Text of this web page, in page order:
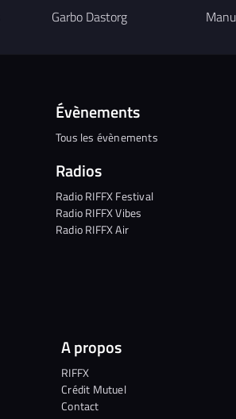
Garbo Dastorg
Évènements
Tous les évènements
Radios
Radio RIFFX Festival
Radio RIFFX Vibes
Radio RIFFX Air
A propos
RIFFX
Crédit Mutuel
Contact